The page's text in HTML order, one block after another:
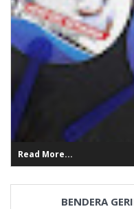
Read More...
BENDERA